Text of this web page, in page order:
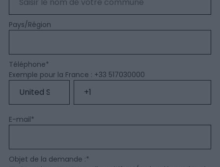
Pays/Région
Téléphone*
Exemple pour la France : +33 517030000
E-mail*
Objet de la demande :*